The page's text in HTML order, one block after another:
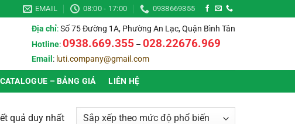
EMAIL 08:00 - 17:00 0938669355
Địa chỉ:Số 75 Đường 1A, Phường An Lạc, Quận Bình Tân
Hotline:0938.669.355 – 028.22676.969
Email : luti.company@gmail.com
CATALOGUE – BẢNG GIÁ LIÊN HỆ
quả duy nhất